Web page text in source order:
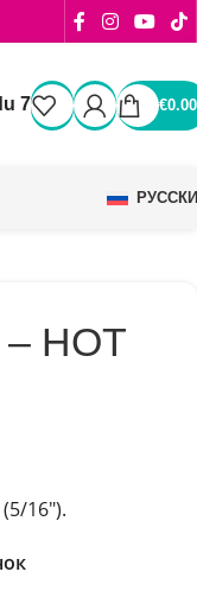
7 €0.00
HOT
16″).